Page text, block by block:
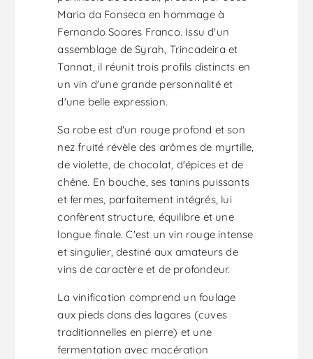
Maria da Fonseca en hommage à
Fernando Soares Franco. Issu d'un
assemblage de Syrah, Trincadeira et
Tannat, il réunit trois profils distincts en
un vin d'une grande personnalité et
d'une belle expression.
Sa robe est d'un rouge profond et son
nez fruité révèle des arômes de myrtille,
de violette, de chocolat, d'épices et de
chêne. En bouche, ses tanins puissants
et fermes, parfaitement intégrés, lui
confèrent structure, équilibre et une
longue finale. C'est un vin rouge intense
et singulier, destiné aux amateurs de
vins de caractère et de profondeur.
La vinification comprend un foulage
aux pieds dans des lagares (cuves
traditionnelles en pierre) et une
fermentation avec macération